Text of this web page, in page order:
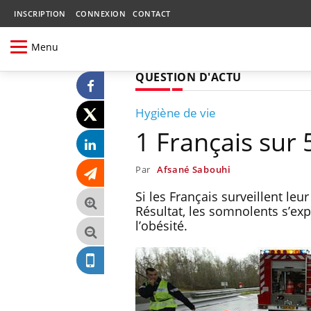
INSCRIPTION CONNEXION CONTACT
Menu
QUESTION D'ACTU
Hygiène de vie
1 Français sur
Par Afsané Sabouhi
Si les Français surveillent
Résultat, les somnolents
l’obésité.